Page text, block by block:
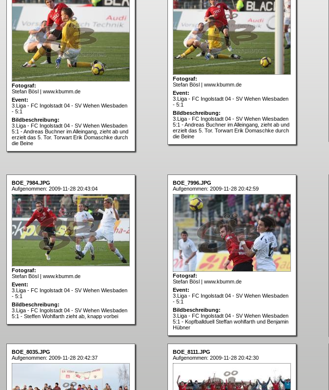
Fotograf:
Stefan Bösl | www.kbumm.de
Event:
3.Liga - FC Ingolstadt 04 - SV Wehen Wiesbaden
- 5:1
Bildbeschreibung:
3.Liga - FC Ingolstadt 04 - SV Wehen Wiesbaden
5:1 - Andreas Buchner im Alleingang, zieht ab und
erzielt das 5. Tor. Torwart Erik Domaschke durch
die Beine
Fotograf:
Stefan Bösl | www.kbumm.de
Event:
3.Liga - FC Ingolstadt 04 - SV Wehen Wiesbaden
- 5:1
Bildbeschreibung:
3.Liga - FC Ingolstadt 04 - SV Wehen Wiesbaden
5:1 - Andreas Buchner im Alleingang, zieht ab und
erzielt das 5. Tor. Torwart Erik Domaschke durch
die Beine
BOE_7984.JPG
Aufgenommen: 2009-11-28 20:43:04
Fotograf:
Stefan Bösl | www.kbumm.de
Event:
3.Liga - FC Ingolstadt 04 - SV Wehen Wiesbaden
- 5:1
Bildbeschreibung:
3.Liga - FC Ingolstadt 04 - SV Wehen Wiesbaden
5:1 - Steffen Wohlfarth zieht ab, knapp vorbei
BOE_7996.JPG
Aufgenommen: 2009-11-28 20:42:59
Fotograf:
Stefan Bösl | www.kbumm.de
Event:
3.Liga - FC Ingolstadt 04 - SV Wehen Wiesbaden
- 5:1
Bildbeschreibung:
3.Liga - FC Ingolstadt 04 - SV Wehen Wiesbaden
5:1 - Kopfballduell Steffan wohlfarth und Benjamin
Hübner
BOE_8035.JPG
Aufgenommen: 2009-11-28 20:42:37
BOE_8111.JPG
Aufgenommen: 2009-11-28 20:42:30